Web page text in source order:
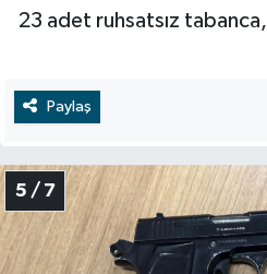
​23 adet ruhsatsız tabanca,
Paylaş
5 / 7